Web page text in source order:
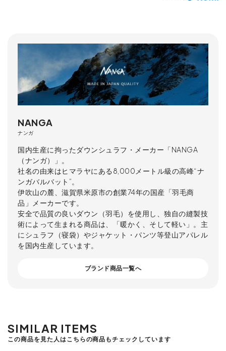
NANGA
ナンガ
国内生産に拘ったダウンシュラフ・メーカー「NANGA
（ナンガ）」。
社名の由来はヒマラヤにある8,000メートル級の高峰“ナ
ンガバルバット”。
伊吹山の麓、滋賀県米原市の創業74年の国産「羽毛商
品」メーカーです。
安全で品質の良いダウン（羽毛）を使用し、独自の縫製技
術によって生まれる商品は、「暖かく、そして軽い」。主
にシュラフ（寝袋）やジャケット・パンツ等登山アパレル
を国内生産しています。
ブランド商品一覧へ
SIMILAR ITEMS
この商品を見た人はこちらの商品もチェックしています